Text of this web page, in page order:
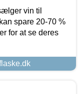
vin til
spare 20-70 %
for at se deres